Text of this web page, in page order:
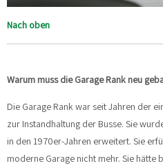
Nach oben
Warum muss die Garage Rank neu
Die Garage Rank war seit Jahren der
zur Instandhaltung der Busse. Sie
in den 1970er-Jahren erweitert. Sie
moderne Garage nicht mehr. Sie